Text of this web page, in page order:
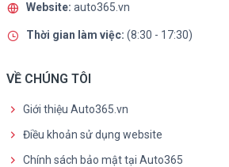
Website: auto365.vn
Thời gian làm việc: (8:30 - 17:30)
VỀ CHÚNG TÔI
Giới thiệu Auto365.vn
Điều khoản sử dụng website
Chính sách bảo mật tại Auto365